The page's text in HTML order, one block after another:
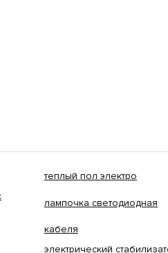
теплый пол электро
лампочка светодиодная
кабеля
электрический